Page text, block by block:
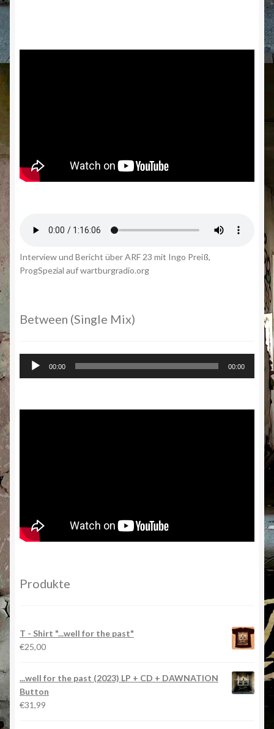
Interview und Bericht über ARF 23 mit Ingo Preiß,
ProgSpezial auf wartburgradio.org
Between (Single Mix)
Audio-
Player
00:00 00:00
Produkte
T - Shirt "...well for the past"
€25,00
...well for the past (2023) LP + CD + DAWNATION
Button
€31,99